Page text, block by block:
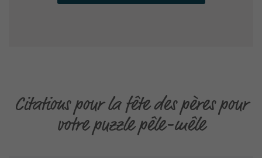
Citations pour la fête des pères pour
votre puzzle pêle-mêle